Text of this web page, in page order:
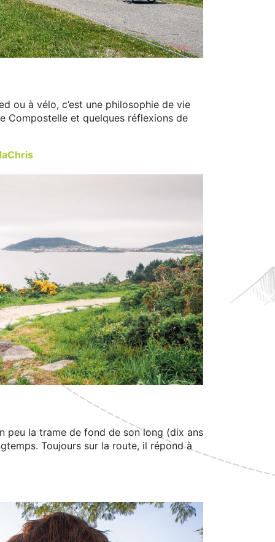
ou à vélo, c’est une philosophie de vie
Compostelle et quelques réflexions de
peu la trame de fond de son long (dix ans
Toujours sur la route, il répond à